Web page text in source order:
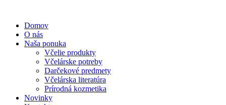
Domov
O nás
Naša ponuka
Včelie produkty
Včelárske potreby
Darčekové predmety
Včelárska literatúra
Prírodná kozmetika
Novinky